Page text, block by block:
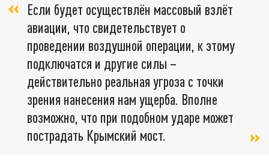
Если будет осуществлён массовый взлёт
авиации, что свидетельствует о
проведении воздушной операции, к этому
подключатся и другие силы –
действительно реальная угроза с точки
зрения нанесения нам ущерба. Вполне
возможно, что при подобном ударе может
пострадать Крымский мост.